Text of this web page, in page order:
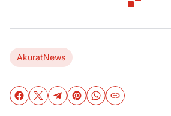
AkuratNews